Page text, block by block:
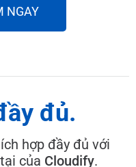
NGAY
đủ.
hợp đầy đủ với
của Cloudify.